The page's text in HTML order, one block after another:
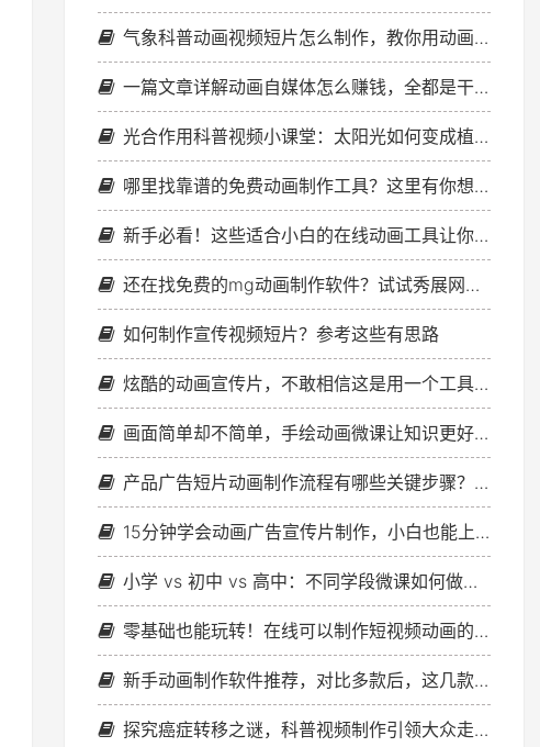
气象科普动画视频短片怎么制作，教你用动画讲解气象现象
一篇文章详解动画自媒体怎么赚钱，全都是干货
光合作用科普视频小课堂：太阳光如何变成植物的美食？
哪里找靠谱的免费动画制作工具？这里有你想要的答案！
新手必看！这些适合小白的在线动画工具让你秒变大神！
还在找免费的mg动画制作软件？试试秀展网，在线编辑创建动画
如何制作宣传视频短片？参考这些有思路
炫酷的动画宣传片，不敢相信这是用一个工具完成的！
画面简单却不简单，手绘动画微课让知识更好消化！
产品广告短片动画制作流程有哪些关键步骤？实用技巧分享
15分钟学会动画广告宣传片制作，小白也能上手
小学 vs 初中 vs 高中：不同学段微课如何做得生动有趣？
零基础也能玩转！在线可以制作短视频动画的神器揭秘
新手动画制作软件推荐，对比多款后，这几款最值得留
探究癌症转移之谜，科普视频制作引领大众走向健康认知